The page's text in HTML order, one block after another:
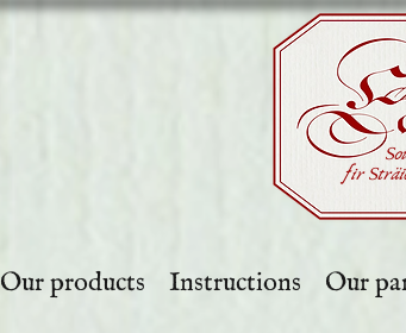
fir
Our products Instructions Our